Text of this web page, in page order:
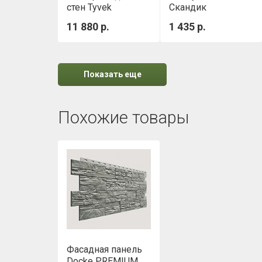
стен Tyvek
м
11 880 р.
Скандик
0,288м3/уп
1 435 р.
Показать еще
Похожие товары
Фасадная панель